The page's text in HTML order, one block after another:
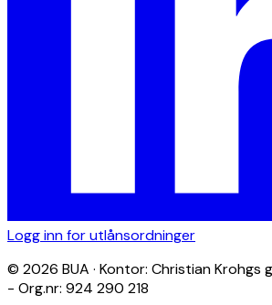
Logg inn for utlånsordninger
© 2026 BUA · Kontor: Christian Krohgs
- Org.nr: 924 290 218